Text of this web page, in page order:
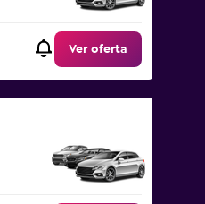
Ver oferta